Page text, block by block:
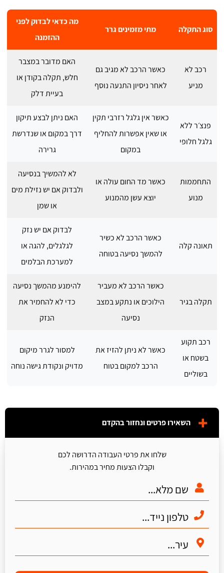
סוג התקלה מתי מזמינים גרר
מה כדאי לבדוק לפני
ההזמנה
רכב לא
מניע
כאשר הרכב לא מגיב גם
לאחר ניסיון התנעה נוסף
האם מדובר במצבר
חלש, תקלה בקודן או
בעיית דלק
פנצ׳ר ללא
גלגל חלופי
כאשר אין גלגל רזרבי תקין
או שאין אפשרות להחליף
במקום
האם ניתן לבצע תיקון
דרך במקום או שנדרשת
גרירה
התחממות
מנוע
כאשר מד החום עולה או
יוצא עשן מהמנוע
לא להמשיך בנסיעה
ולבדוק אם יש נזילת מים
או שמן
תאונה קלה
כאשר הרכב לא כשיר
להמשך נסיעה בטוחה
לבדוק אם יש נזק
לגלגלים, להגה או
למערכת הבלמים
תקלה בגיר
כאשר הרכב לא מעביר
הילוכים או נתקע במצב
נסיעה
להימנע מהמשך נסיעה
כדי לא להחמיר את
הנזק
רכב תקוע
בשטח או
בשוליים
כאשר לא ניתן להזיז את
הרכב למקום בטוח
למסור לגרר מיקום
מדויק ונקודת גישה נוחה
השאירו פרטים ונחזור בהקדם
שלחו את פרטי העבודה הדרושה לכם
וקבלו הצעות מחיר במהירות.